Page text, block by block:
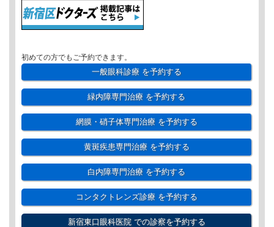
初めての方でもご予約できます。
一般眼科診療を予約する
緑内障専門治療 を予約する
網膜・硝子体専門治療を予約する
黄斑疾患専門治療を予約する
白内障専門治療 を予約する
コンタクトレンズ診療を予約する
新宿東口眼科医院での診察を予約する